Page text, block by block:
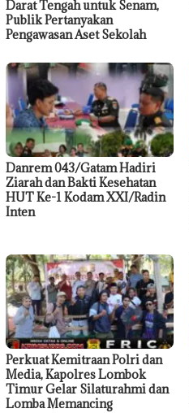
Darat Tengah untuk Senam,
Publik Pertanyakan
Pengawasan Aset Sekolah
Danrem 043/Gatam Hadiri
Ziarah dan Bakti Kesehatan
HUT Ke-1 Kodam XXI/Radin
Inten
Perkuat Kemitraan Polri dan
Media, Kapolres Lombok
Timur Gelar Silaturahmi dan
Lomba Memancing